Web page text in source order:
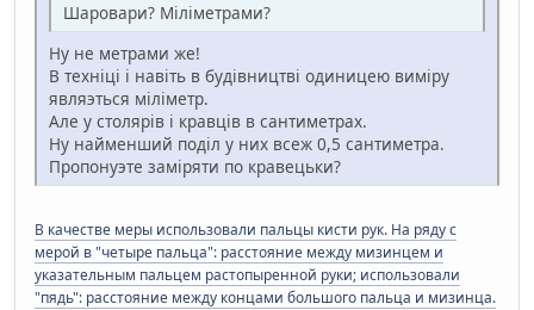
Шаровари? Міліметрами?
Ну не метрами же!
В технiцi i навiть в будiвництвi одиницею вимiру
являэться мiлiметр.
Але у столярiв i кравцiв в сантиметрах.
Ну найменший подiл у них всеж 0,5 сантиметра.
Пропонуэте замiряти по кравецьки?
В качестве меры использовали пальцы кисти рук. На ряду с
мерой в "четыре пальца": расстояние между мизинцем и
указательным пальцем растопыренной руки; использовали
"пядь": расстояние между концами большого пальца и мизинца.